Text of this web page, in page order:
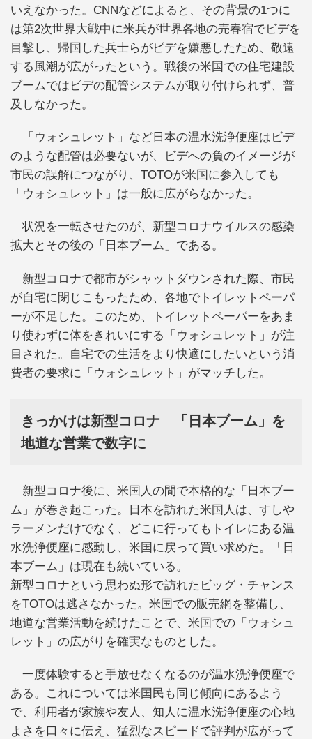
いえなかった。CNNなどによると、その背景の1つに
は第2次世界大戦中に米兵が世界各地の売春宿でビデを
目撃し、帰国した兵士らがビデを嫌悪したため、敬遠
する風潮が広がったという。戦後の米国での住宅建設
ブームではビデの配管システムが取り付けられず、普
及しなかった。
「ウォシュレット」など日本の温水洗浄便座はビデ
のような配管は必要ないが、ビデへの負のイメージが
市民の誤解につながり、TOTOが米国に参入しても
「ウォシュレット」は一般に広がらなかった。
状況を一転させたのが、新型コロナウイルスの感染
拡大とその後の「日本ブーム」である。
新型コロナで都市がシャットダウンされた際、市民
が自宅に閉じこもったため、各地でトイレットペーパ
ーが不足した。このため、トイレットペーパーをあま
り使わずに体をきれいにする「ウォシュレット」が注
目された。自宅での生活をより快適にしたいという消
費者の要求に「ウォシュレット」がマッチした。
きっかけは新型コロナ 「日本ブーム」を
地道な営業で数字に
新型コロナ後に、米国人の間で本格的な「日本ブー
ム」が巻き起こった。日本を訪れた米国人は、すしや
ラーメンだけでなく、どこに行ってもトイレにある温
水洗浄便座に感動し、米国に戻って買い求めた。「日
本ブーム」は現在も続いている。
新型コロナという思わぬ形で訪れたビッグ・チャンス
をTOTOは逃さなかった。米国での販売網を整備し、
地道な営業活動を続けたことで、米国での「ウォシュ
レット」の広がりを確実なものとした。
一度体験すると手放せなくなるのが温水洗浄便座で
ある。これについては米国民も同じ傾向にあるよう
で、利用者が家族や友人、知人に温水洗浄便座の心地
よさを口々に伝え、猛烈なスピードで評判が広がって